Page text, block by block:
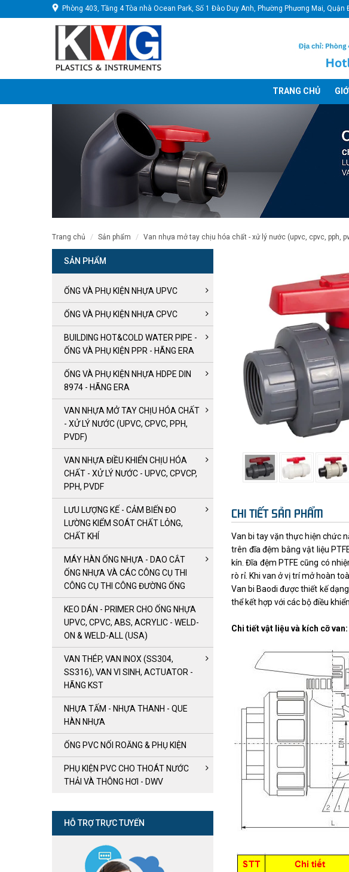
Phòng 403, Tầng 4 Tòa nhà Ocean Park, Số 1 Đào Duy Anh, Phường Phương Mai,
TRANG CHỦ
trang chủ sản phẩm van nhựa mở tay chịu hóa chất - xử lý nước (upvc, cpvc, pph,
SẢN PHẨM
ỐNG VÀ PHỤ KIỆN NHỰA UPVC
ỐNG VÀ PHỤ KIỆN NHỰA CPVC
BUILDING HOT&COLD WATER PIPE -
ỐNG VÀ PHỤ KIỆN PPR - HÃNG ERA
ỐNG VÀ PHỤ KIỆN NHỰA HDPE DIN
8974 - HÃNG ERA
VAN NHỰA MỞ TAY CHỊU HÓA CHẤT
- XỬ LÝ NƯỚC (UPVC, CPVC, PPH,
PVDF)
VAN NHỰA ĐIỀU KHIỂN CHỊU HÓA
CHẤT - XỬ LÝ NƯỚC - UPVC, CPVCP,
PPH, PVDF
LƯU LƯỢNG KẾ - CẢM BIẾN ĐO
LƯỜNG KIỂM SOÁT CHẤT LỎNG,
CHẤT KHÍ
MÁY HÀN ỐNG NHỰA - DAO CẮT
ỐNG NHỰA VÀ CÁC CÔNG CỤ THI
CÔNG CỤ THI CÔNG ĐƯỜNG ỐNG
KEO DÁN - PRIMER CHO ỐNG NHỰA
UPVC, CPVC, ABS, ACRYLIC - WELD-
ON & WELD-ALL (USA)
VAN THÉP, VAN INOX (SS304,
SS316), VAN VI SINH, ACTUATOR -
HÃNG KST
NHỰA TẤM - NHỰA THANH - QUE
HÀN NHỰA
ỐNG PVC NỐI ROĂNG & PHỤ KIỆN
PHỤ KIỆN PVC CHO THOÁT NƯỚC
THẢI VÀ THÔNG HƠI - DWV
HỖ TRỢ TRỰC TUYẾN
CHI TIẾT SẢN PHẨM
Van bi tay vặn thực hiện chức
trên đĩa đệm bằng vật liệu
kín. Đĩa đệm PTFE cũng có
rò rỉ. Khi van ở vị trí mở hoàn
Van bi Baodi được thiết kế
thể kết hợp với các bộ điều
Chi tiết vật liệu và kích cỡ van: